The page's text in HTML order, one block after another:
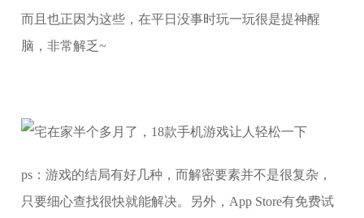
而且也正因为这些，在平日没事时玩一玩很是提神醒
脑，非常解乏~
ps：游戏的结局有好几种，而解密要素并不是很复杂，
只要细心查找很快就能解决。另外，App Store有免费试